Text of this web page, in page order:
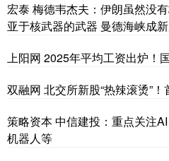
宏泰 梅德韦杰夫：伊朗虽然没
亚于核武器的武器 曼德海峡成
上阳网 2025年平均工资出炉！
双融网 北交所新股“热辣滚烫”
策略资本 中信建投：重点关注
机器人等